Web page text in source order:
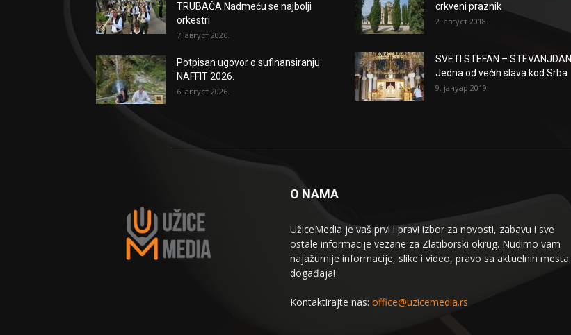
TRUBAČA Nadmeću se najbolji
orkestri
7. август 2026.
Potpisan ugovor o sufinansiranju
NAFFIT 2026.
6. август 2026.
crkveni praznik
2. август 2018.
SVETI STEFAN – STEVANJDAN
Jedna od većih slava kod Srba
9. јануар 2019.
O NAMA
UžiceMedia je vaš prvi i pravi izbor za novosti, zabavu i sve
ostale informacije vezane za Zlatiborski okrug. Nudimo vam
najažurnije informacije, slike i video, pravo sa aktuelnih mesta
događaja!
Kontaktirajte nas: office@uzicemedia.rs